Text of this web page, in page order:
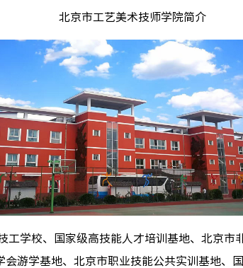
北京市工艺美术技师学院简介
学校、国家级高技能人才培训基地、北京
游学基地、北京市职业技能公共实训基地、